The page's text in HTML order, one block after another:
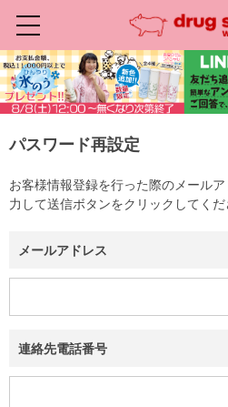
パスワード再設定
お客様情報登録を行った際のメール
力して送信ボタンをクリックしてくだ
メールアドレス
連絡先電話番号